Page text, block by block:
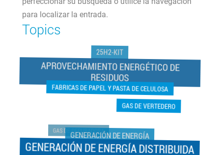
para localizar la entrada.
Topics
25H2-KIT
APROVECHAMIENTO ENERGÉTICO DE
RESIDUOS
FABRICAS DE PAPEL Y PASTA DE CELULOSA
GAS DE DEPURADORA
GAS DE VERTEDERO
GENERACIÓN DE ENERGÍA
GENERACIÓN DE ENERGÍA DISTRIBUIDA